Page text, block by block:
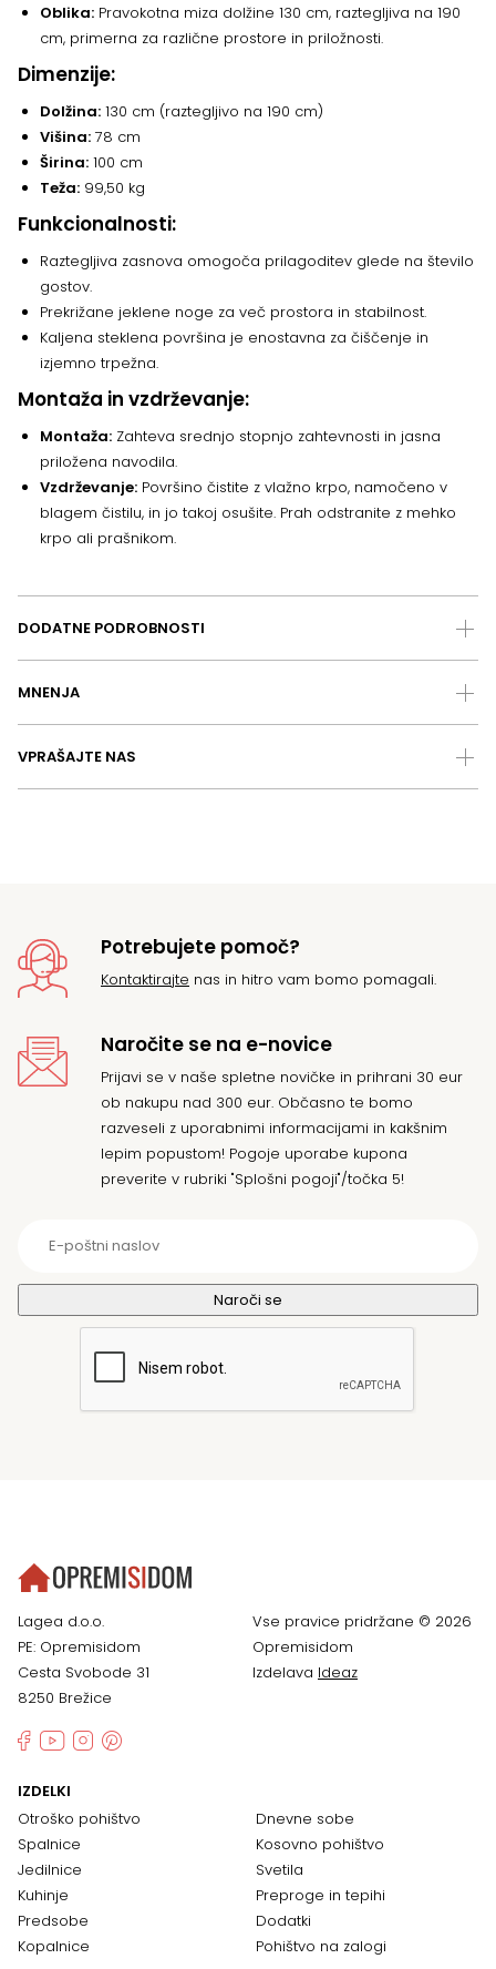
Oblika: Pravokotna miza dolžine 130 cm, raztegljiva na 190
cm, primerna za različne prostore in priložnosti.
Dimenzije:
Dolžina: 130 cm (raztegljivo na 190 cm)
Višina: 78 cm
Širina: 100 cm
Teža: 99,50 kg
Funkcionalnosti:
Raztegljiva zasnova omogoča prilagoditev glede na število
gostov.
Prekrižane jeklene noge za več prostora in stabilnost.
Kaljena steklena površina je enostavna za čiščenje in
izjemno trpežna.
Montaža in vzdrževanje:
Montaža: Zahteva srednjo stopnjo zahtevnosti in jasna
priložena navodila.
Vzdrževanje: Površino čistite z vlažno krpo, namočeno v
blagem čistilu, in jo takoj osušite. Prah odstranite z mehko
krpo ali prašnikom.
DODATNE PODROBNOSTI
MNENJA
VPRAŠAJTE NAS
Potrebujete pomoč?
Kontaktirajte nas in hitro vam bomo pomagali.
Naročite se na e-novice
Prijavi se v naše spletne novičke in prihrani 30 eur
ob nakupu nad 300 eur. Občasno te bomo
razveseli z uporabnimi informacijami in kakšnim
lepim popustom! Pogoje uporabe kupona
preverite v rubriki "Splošni pogoji"/točka 5!
Lagea d.o.o.
PE: Opremisidom
Cesta Svobode 31
8250 Brežice
Vse pravice pridržane © 2026
Opremisidom
Izdelava Ideaz
IZDELKI
Otroško pohištvo
Spalnice
Jedilnice
Kuhinje
Predsobe
Kopalnice
Dnevne sobe
Kosovno pohištvo
Svetila
Preproge in tepihi
Dodatki
Pohištvo na zalogi